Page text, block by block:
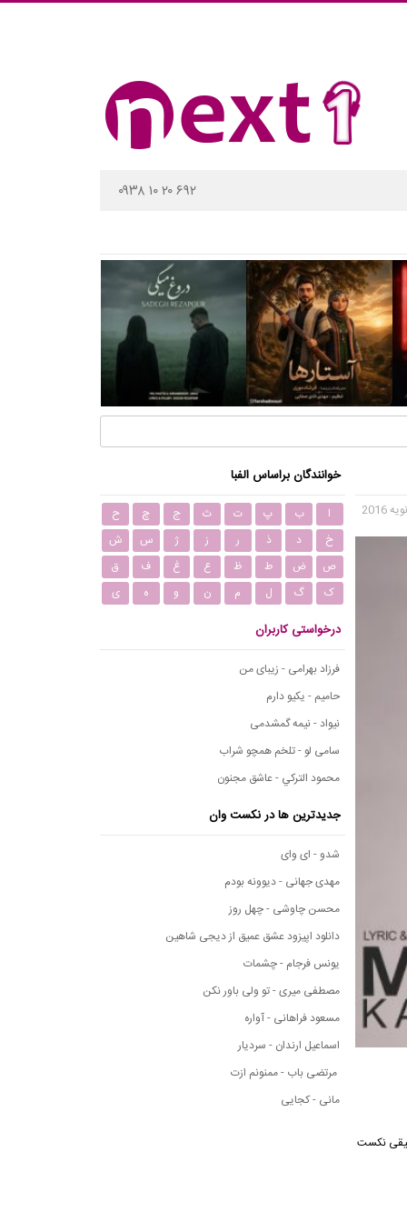
۰۹۳۸ ۱۰ ۲۰ ۶۹۲
موسیقی نکست
خوانندگان براساس الفبا
ا ب پ ت ث ج چ
ح
خ
د ذ ر ز ژ س
ش
ص
ض ط ظ ع غ ف
ق
ک
گ ل م ن و ه ی
درخواستی کاربران
فرزاد بهرامی - زیبای من
حامیم - یکیو دارم
نیواد - نیمه گمشدمی
سامی لو - تلخم همچو شراب
محمود التركي - عاشق مجنون
جدیدترین ها در نکست وان
شدو - ای وای
مهدی جهانی - دیوونه بودم
محسن چاوشی - چهل روز
دانلود اپیزود عشق عمیق از دیجی شاهین
یونس فرجام - چشمات
مصطفی میری - تو ولی باور نکن
مسعود فراهانی - آواره
اسماعیل ارندان - سردیار
مرتضی باب - ممنونم ازت
مانی - کجایی